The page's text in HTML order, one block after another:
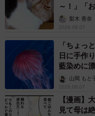
～！」「
梨木 香奈
2026.08.07
「ちょっ
日に手作
藍染めに
ごい」山岡 もと
2026.08.07
【漫画】
見て母は